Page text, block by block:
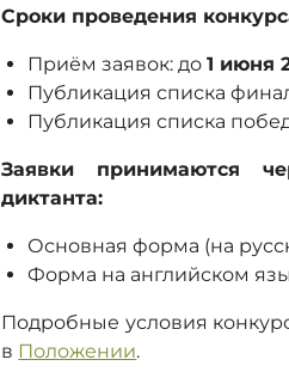
Сроки проведения
Приём заявок: до 1 июня
Публикация списка
Публикация списка
Заявки принимаются
диктанта:
Основная форма (на
Форма на английском
Подробные условия
в Положении.